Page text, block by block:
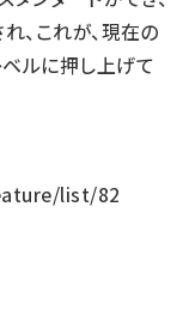
、これが、現在の
ルに押し上げて
list/82